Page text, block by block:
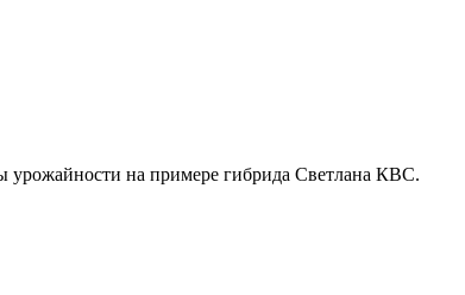
урожайности на примере гибрида Светлана КВС.